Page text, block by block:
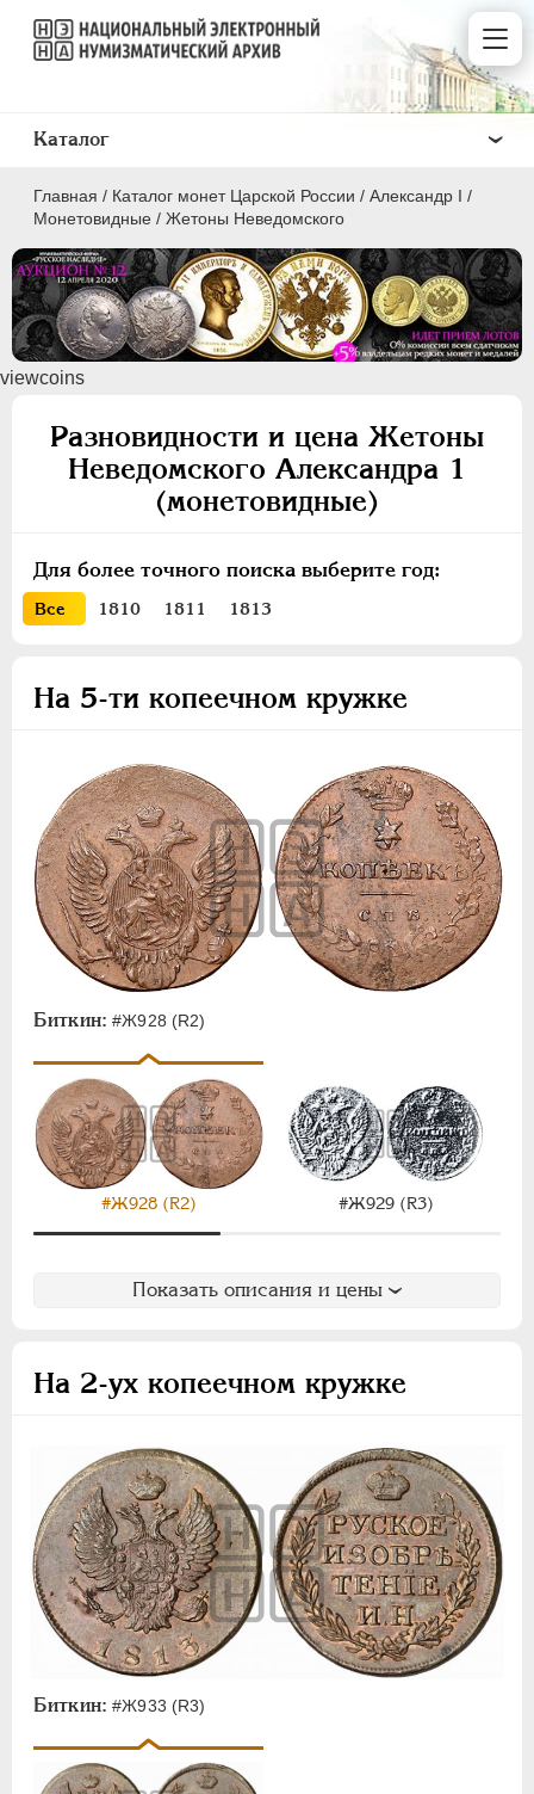
Главная / Каталог монет Царской России / Александр I /
Монетовидные / Жетоны Неведомского
viewcoins
Разновидности и цена Жетоны
Неведомского Александра 1
(монетовидные)
Для более точного поиска выберите год:
Все 1810 1811 1813
На 5-ти копеечном кружке
Биткин: #Ж928 (R2)
#Ж928 (R2) #Ж929 (R3)
Показать описания и цены
На 2-ух копеечном кружке
Биткин: #Ж933 (R3)
Каталог
ПEТР I 1699 - 1725
ЕКАТЕРИНА I
АННА ИОАННОВНА 1730-1740
ИОАНН АНТОНОВИЧ 1740-1741
1741-1762
ЕКАТЕРИНА II 1762-1796
ПАВЕЛ I 1796-1801
Золото
Пробные и новодельные
Для Грузии
Для Польши
Монетовидные
Жетоны Боултона
Жетоны Неведомского
Жетон на коронацию
НИКОЛАЙ I 1826-1855
АЛЕКСАНДР II 1855-1881
АЛЕКСАНДР III 1881-1894
НИКОЛАЙ II 1894-1917
ВРЕМЕННОЕ ПРАВ.
ИНОСТРАННЫЕ 1768-1918